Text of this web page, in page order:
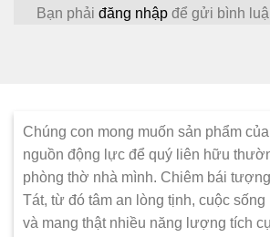
Bạn phải đăng nhập để gửi bình
Chúng con mong muốn sản phẩm
nguồn động lực để quý liên hữu
phòng thờ nhà mình. Chiêm bái
Tát, từ đó tâm an lòng tịnh, cuộc
và mang thật nhiều năng lượng tích